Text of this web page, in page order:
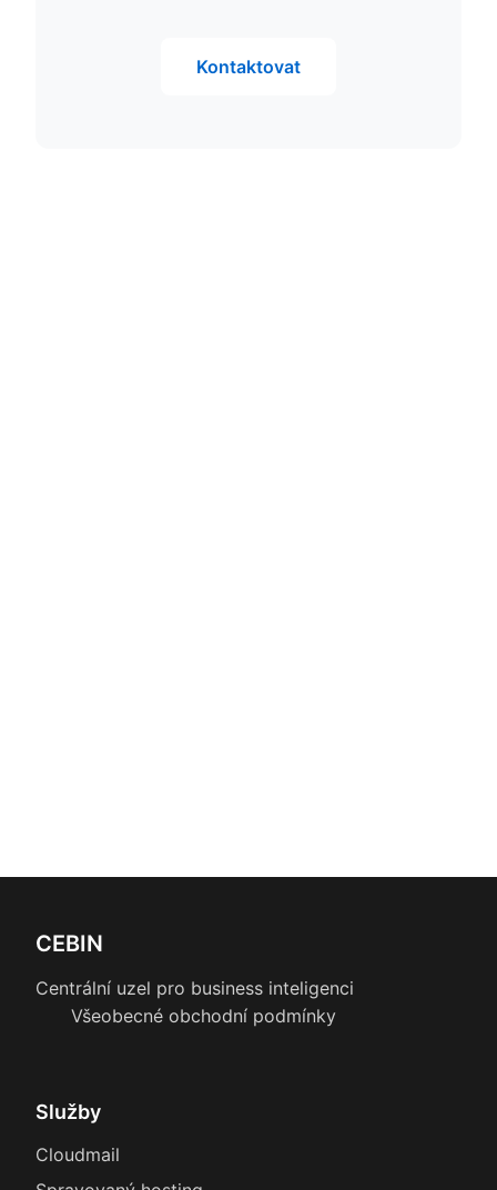
Kontaktovat
CEBIN
Centrální uzel pro business inteligenci
Všeobecné obchodní podmínky
Služby
Cloudmail